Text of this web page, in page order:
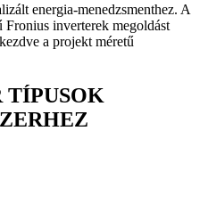
energia-menedzsmenthez. A
inverterek megoldást
a projekt méretű
TÍPUSOK